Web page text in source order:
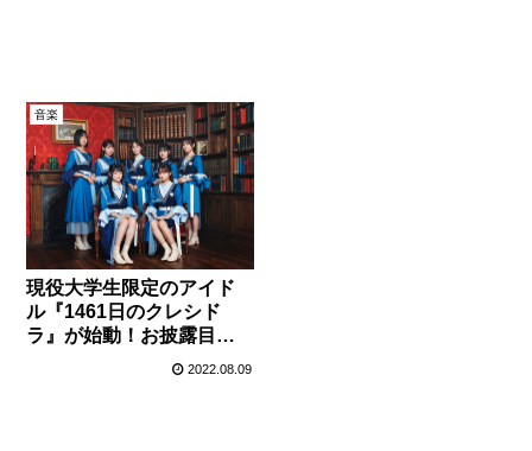
音楽
現役大学生限定のアイド
ル『1461日のクレシド
ラ』が始動！お披露目イ
2022.08.09